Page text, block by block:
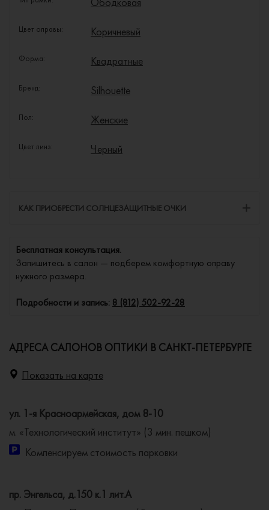
Цвет оправы: Коричневый
Форма: Квадратные
Бренд: Silhouette
Пол: Женские
Цвет линз: Черный
КАК ПРИОБРЕСТИ СОЛНЦЕЗАЩИТНЫЕ ОЧКИ
Бесплатная консультация.
Запишитесь в салон — подберем комфортную оправу
нужного размера.
Подробности и запись: 8 (812) 502-92-28
АДРЕСА САЛОНОВ ОПТИКИ В САНКТ-ПЕТЕРБУРГЕ
Показать на карте
ул. 1-я Красноармейская, дом 8-10
м. «Технологический институт» (3 мин. пешком)
Компенсируем стоимость парковки
пр. Энгельса, д.150 к.1 лит.А